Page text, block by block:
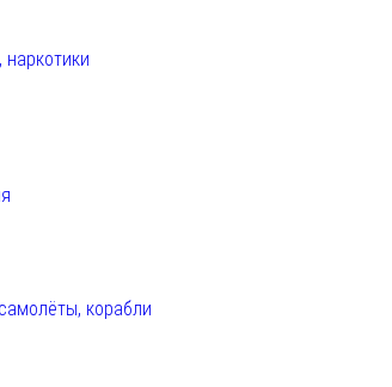
наркотики
корабли